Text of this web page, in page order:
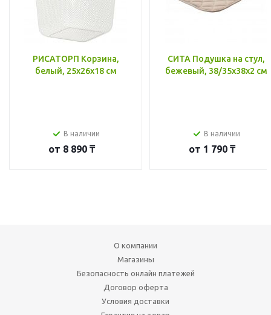
РИСАТОРП Корзина,
белый, 25x26x18 см
В наличии
от 8 890 ₸
СИТА Подушка на стул,
бежевый, 38/35x38x2 см
В наличии
от 1 790 ₸
О компании
Магазины
Безопасность онлайн платежей
Договор оферта
Условия доставки